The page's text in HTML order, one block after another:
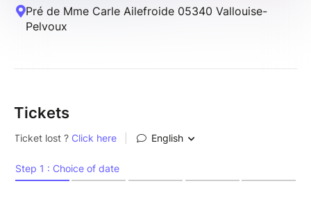
Pré de Mme Carle Ailefroide 05340 Vallouise-
Pelvoux
Tickets